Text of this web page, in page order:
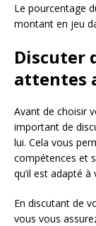
Le pourcentage
montant en jeu
Discuter
attentes
Avant de choisir
important de
lui. Cela vous
compétences et
qu’il est adapté
En discutant de
vous vous